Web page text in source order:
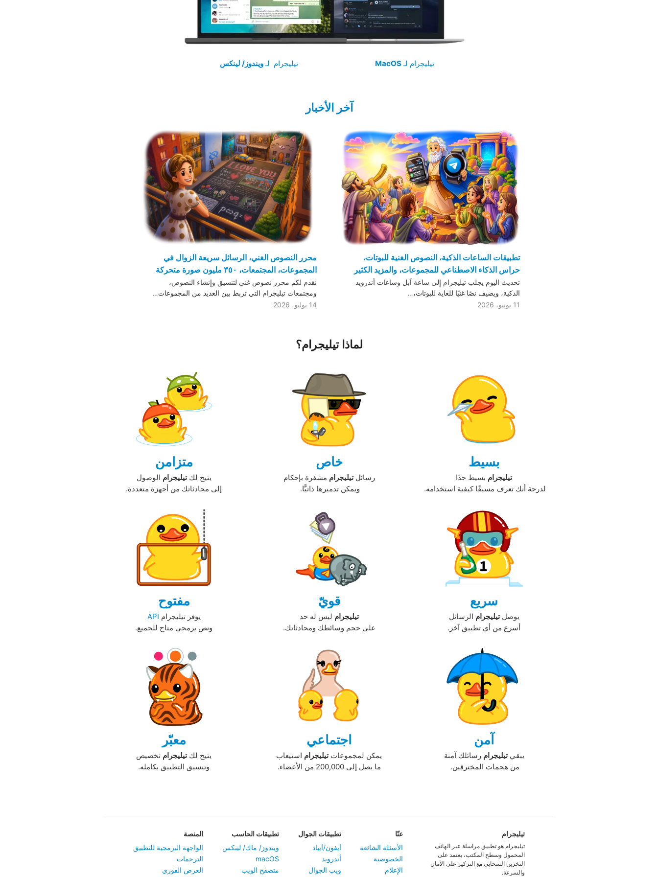
تيليجرام لـويندوز/ لينكس ‏تيليجرام لـMacOS
آخر الأخبار
محرر النصوص الغني، الرسائل سريعة الزوال في
المجموعات، المجتمعات، ٣٥٠ مليون صورة متحركة
نقدم لكم محرر نصوص غني لتنسيق وإنشاء النصوص،
ومجتمعات تيليجرام التي تربط بين العديد من المجموعات…
14 يوليو، 2026
تطبيقات الساعات الذكية، النصوص الغنية للبوتات،
حراس الذكاء الاصطناعي للمجموعات، والمزيد الكثير
تحديث اليوم يجلب تيليجرام إلى ساعة آبل وساعات أندرويد
الذكية، ويضيف نصًا غنيًا للغاية للبوتات،…
11 يونيو، 2026
لماذا تيليجرام؟
بسيط
تيليجرام بسيط جدًا
لدرجة أنك تعرف مسبقًا كيفية استخدامه. ‏
خاص
رسائلتيليجرام مشفرة بإحكام
ويمكن تدميرها ذاتيًّا. ‏
متزامن
يتيح لكتيليجرام الوصول
إلى محادثاتك من أجهزة متعددة.‏
سريع
يوصلتيليجرام الرسائل
أسرع من أي تطبيق آخر.‏
قويّ
تيليجرام ليس له حد
على حجم وسائطك ومحادثاتك.‏
مفتوح
يوفر تيليجرام API
ونص برمجي متاح للجميع.‏
آمن
يبقيتيليجرام رسائلك آمنة
من هجمات المخترقين. ‏
اجتماعي
يمكن لمجموعاتتيليجرام استيعاب
ما يصل إلى 200,000 من الأعضاء.‏
معبّر
يتيح لكتيليجرام تخصيص
وتنسيق التطبيق بكامله.‏
تيليجرام
تيليجرام هو تطبيق مراسلة عبر الهاتف
المحمول وسطح المكتب، يعتمد على
التخزين السحابي مع التركيز على الأمان
والسرعة. ‏
عنّا
الأسئلة الشائعة
الخصوصية
الإعلام
تطبيقات الجوال
آيفون/آيباد
أندرويد
ويب الجوال
تطبيقات الحاسب
ويندوز/ ماك/ لينكس
macOS
متصفح الويب
المنصة
الواجهة البرمجية للتطبيق
الترجمات
العرض الفوري